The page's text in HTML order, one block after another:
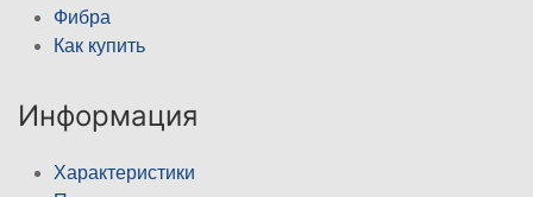
Фибра
Как купить
Информация
Характеристики